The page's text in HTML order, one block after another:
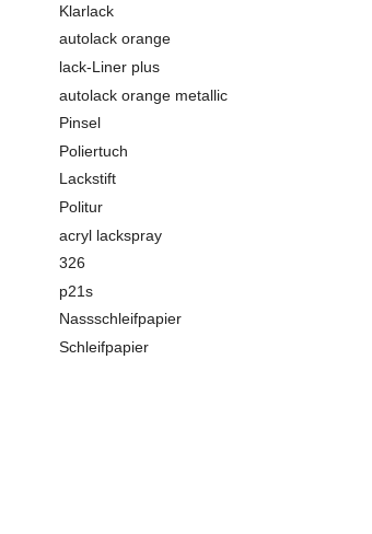
Klarlack
autolack orange
lack-Liner plus
autolack orange metallic
Pinsel
Poliertuch
Lackstift
Politur
acryl lackspray
326
p21s
Nassschleifpapier
Schleifpapier